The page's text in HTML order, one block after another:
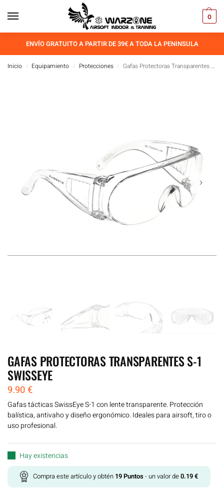
0
ENVÍO GRATUITO A PARTIR DE 39€ A TODA LA PENINSULA
Inicio / Equipamiento / Protecciones / Gafas Protectoras Transparentes S-1 SwissEye
GAFAS PROTECTORAS TRANSPARENTES S-1
SWISSEYE
9.90€
Gafas tácticas SwissEye S-1 con lente transparente. Protección
balística, antivaho y diseño ergonómico. Ideales para airsoft, tiro o
uso profesional.
Hay existencias
Compra este artículo y obtén 19Puntos - un valor de0.19€